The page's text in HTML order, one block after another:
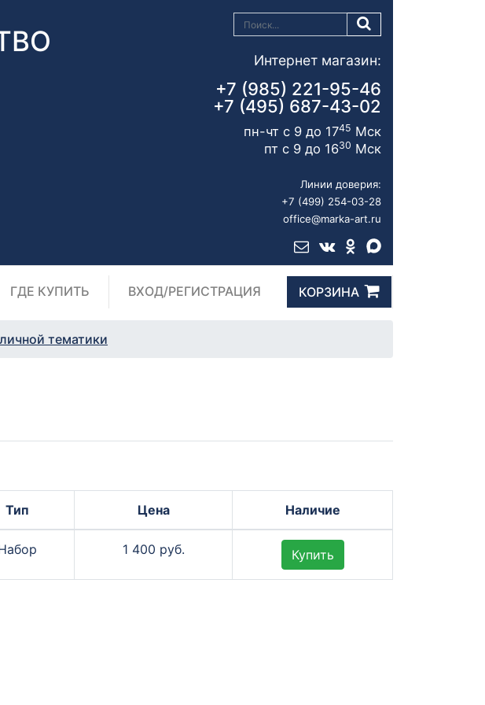
Интернет магазин:
+7 (985) 221-95-46
+7 (495) 687-43-02
пн-чт с 9 до 1745 Мск
пт с 9 до 1630 Мск
Линии доверия:
+7 (499) 254-03-28
office@marka-art.ru
ГДЕ КУПИТЬ ВХОД/РЕГИСТРАЦИЯ КОРЗИНА
тематики
Тип Цена Наличие
1 400 руб. Купить